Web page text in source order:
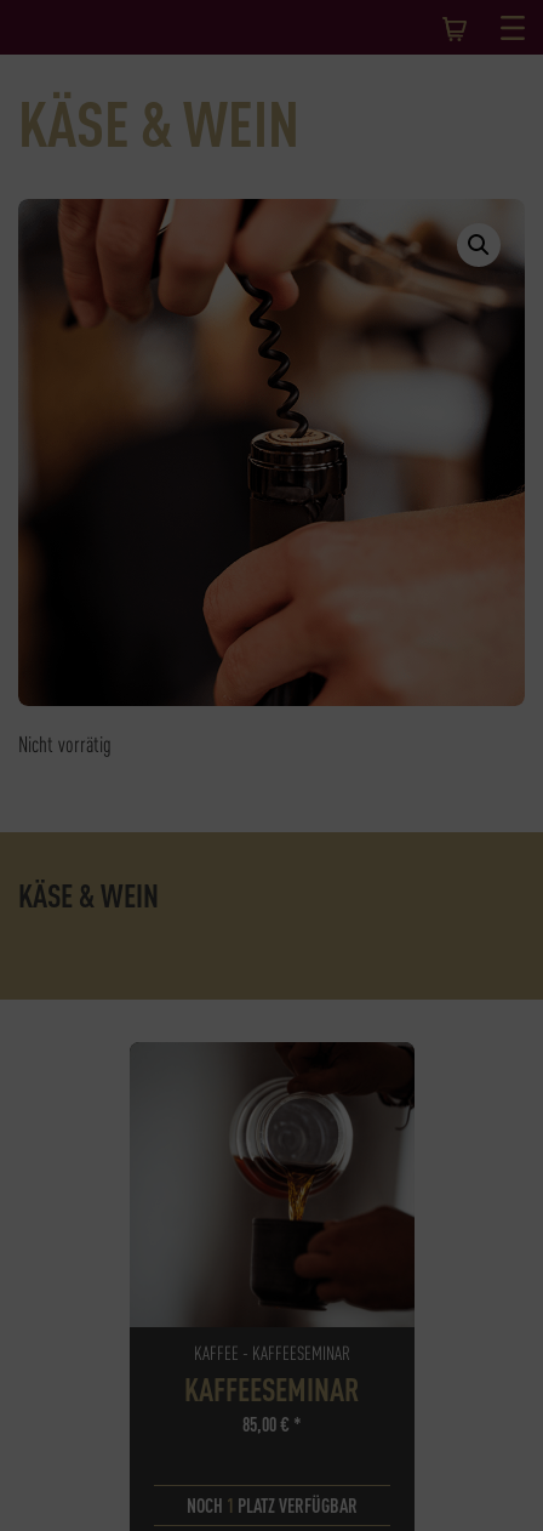
KÄSE & WEIN
Nicht vorrätig
KÄSE & WEIN
KAFFEE - KAFFEESEMINAR
KAFFEESEMINAR
85,00€ *
NOCH 1 PLATZ VERFÜGBAR